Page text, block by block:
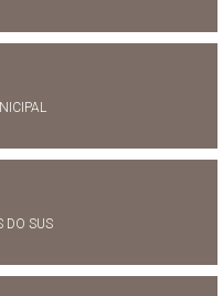
DO SUS